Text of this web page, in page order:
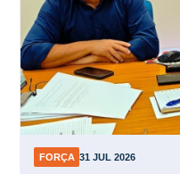
FORÇA 31 JUL 2026